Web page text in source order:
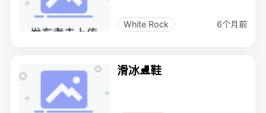
White Rock 6个月前
滑冰⛸️鞋